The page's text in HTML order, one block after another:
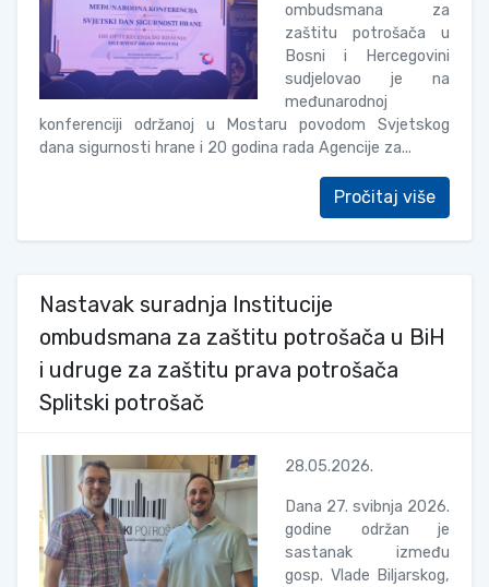
ombudsmana za
zaštitu potrošača u
Bosni i Hercegovini
sudjelovao je na
međunarodnoj
konferenciji održanoj u Mostaru povodom Svjetskog
dana sigurnosti hrane i 20 godina rada Agencije za...
Pročitaj više
Nastavak suradnja Institucije
ombudsmana za zaštitu potrošača u BiH
i udruge za zaštitu prava potrošača
Splitski potrošač
28.05.2026.
Dana 27. svibnja 2026.
godine održan je
sastanak između
gosp. Vlade Biljarskog,